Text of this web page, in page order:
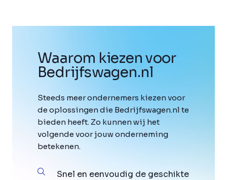
Waarom kiezen voor
Bedrijfswagen.nl
Steeds meer ondernemers kiezen voor
de oplossingen die Bedrijfswagen.nl te
bieden heeft. Zo kunnen wij het
volgende voor jouw onderneming
betekenen.
Snel en eenvoudig de geschikte